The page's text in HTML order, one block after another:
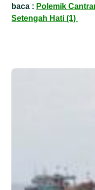
baca : Polemik
Setengah Hati (1)